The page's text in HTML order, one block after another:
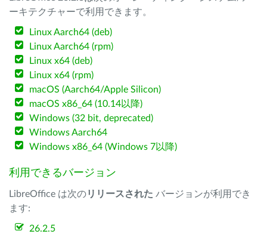
ーキテクチャーで利用できます。
Linux Aarch64 (deb)
Linux Aarch64 (rpm)
Linux x64 (deb)
Linux x64 (rpm)
macOS (Aarch64/Apple Silicon)
macOS x86_64 (10.14以降)
Windows (32 bit, deprecated)
Windows Aarch64
Windows x86_64 (Windows 7以降)
利用できるバージョン
LibreOffice は次のリリースされた バージョンが利用でき
ます:
26.2.5